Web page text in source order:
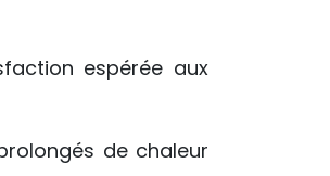
espérée aux
de chaleur